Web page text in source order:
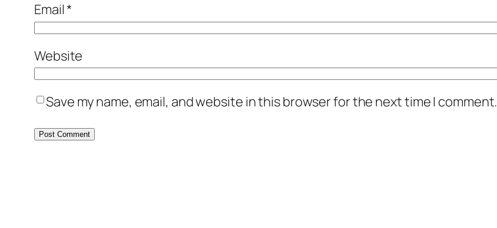
Email*
Website
Save my name, email, and website in this browser for the next time I comment.